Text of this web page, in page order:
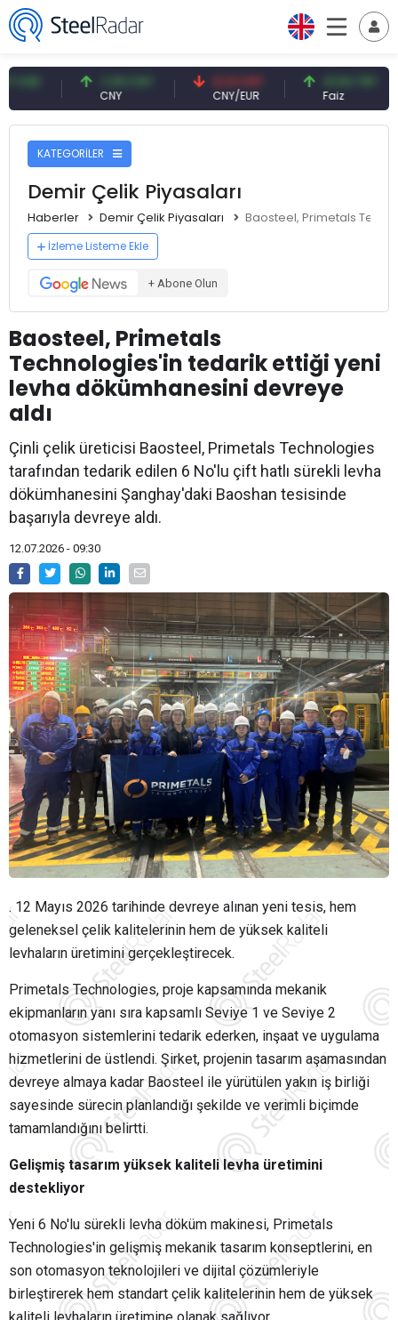
7,09 CNY
CNY
0,13 CNY
CNY/EUR
41,54 TRY
Faiz
KATEGORİLER
Demir Çelik Piyasaları
Haberler Demir Çelik Piyasaları Baosteel, Primetals
İzleme Listeme Ekle
+ Abone Olun
Baosteel, Primetals
Technologies'in tedarik ettiği yeni
levha dökümhanesini devreye
aldı
Çinli çelik üreticisi Baosteel, Primetals Technologies
tarafından tedarik edilen 6 No'lu çift hatlı sürekli levha
dökümhanesini Şanghay'daki Baoshan tesisinde
başarıyla devreye aldı.
12.07.2026 - 09:30
. 12 Mayıs 2026 tarihinde devreye alınan yeni tesis, hem
geleneksel çelik kalitelerinin hem de yüksek kaliteli
levhaların üretimini gerçekleştirecek.
Primetals Technologies, proje kapsamında mekanik
ekipmanların yanı sıra kapsamlı Seviye 1 ve Seviye 2
otomasyon sistemlerini tedarik ederken, inşaat ve uygulama
hizmetlerini de üstlendi. Şirket, projenin tasarım aşamasından
devreye almaya kadar Baosteel ile yürütülen yakın iş birliği
sayesinde sürecin planlandığı şekilde ve verimli biçimde
tamamlandığını belirtti.
Gelişmiş tasarım yüksek kaliteli levha üretimini
destekliyor
Yeni 6 No'lu sürekli levha döküm makinesi, Primetals
Technologies'in gelişmiş mekanik tasarım konseptlerini, en
son otomasyon teknolojileri ve dijital çözümleriyle
birleştirerek hem standart çelik kalitelerinin hem de yüksek